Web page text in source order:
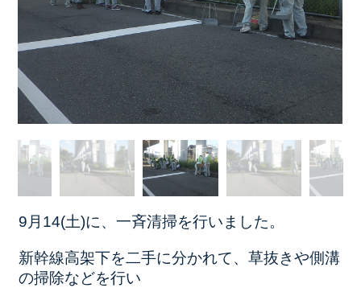
9月14(土)に、一斉清掃を行いました。
新幹線高架下を二手に分かれて、 草抜きや側溝
の掃除などを行い